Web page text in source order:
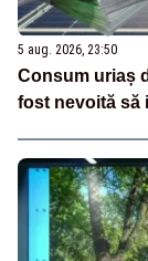
5 aug. 2026, 23:50
Consum uriaș
fost nevoită să